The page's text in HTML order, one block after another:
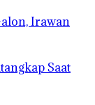
Irawan
Saat